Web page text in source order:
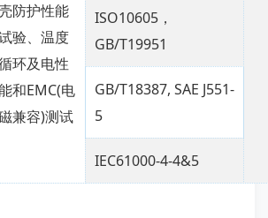
防护性能
验、温度
环及电性
和EMC(电
兼容)测试
ISO10605，
GB/T19951
GB/T18387, SAE J551-
5
IEC61000-4-4&5